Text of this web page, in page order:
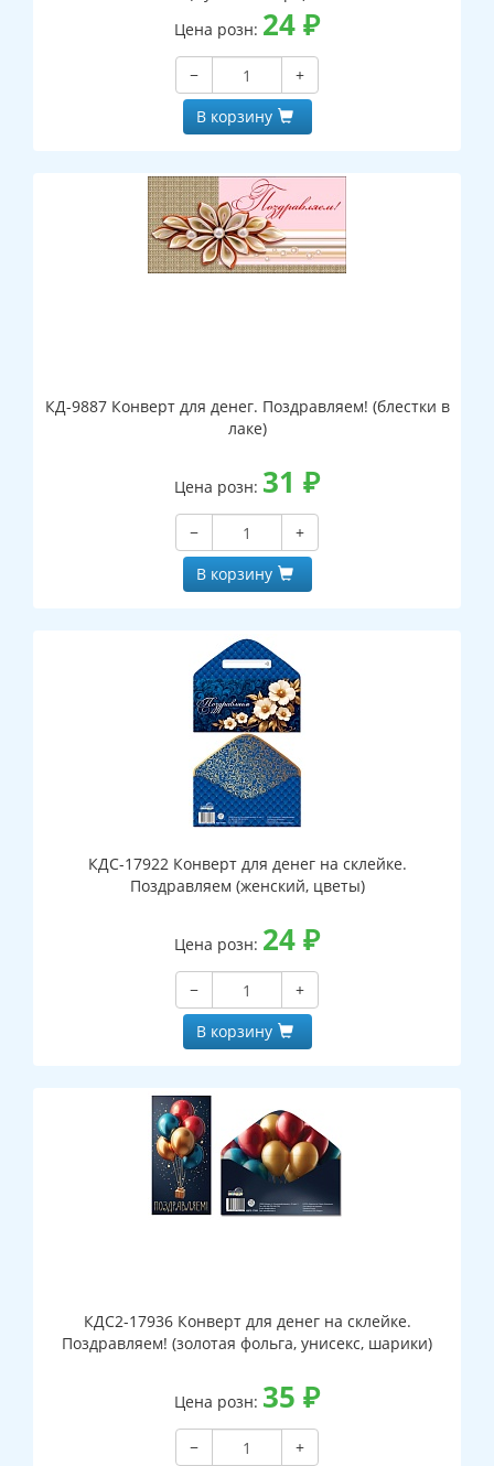
Цена розн: 24₽
−
+
В корзину
КД-9887 Конверт для денег. Поздравляем! (блестки в
лаке)
Цена розн: 31 ₽
−
+
В корзину
КДС-17922 Конверт для денег на склейке.
Поздравляем (женский, цветы)
Цена розн: 24₽
−
+
В корзину
КДС2-17936 Конверт для денег на склейке.
Поздравляем! (золотая фольга, унисекс, шарики)
Цена розн: 35 ₽
−
+